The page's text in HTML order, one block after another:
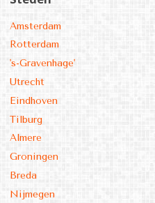
Amsterdam
Rotterdam
's-Gravenhage'
Utrecht
Eindhoven
Tilburg
Almere
Groningen
Breda
Nijmegen